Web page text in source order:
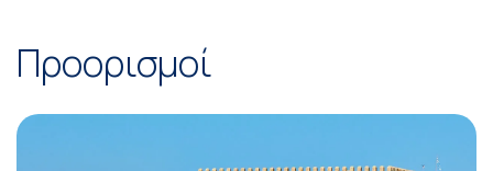
Προορισμοί